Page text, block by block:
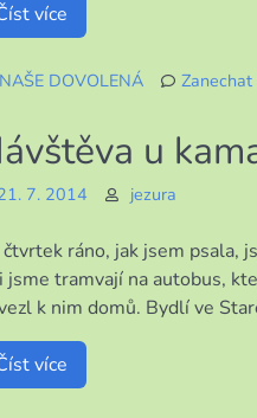
více
NAŠE DOVOLENÁ
u
7. 2014 jezura
ráno, jak jsem psala,
jsme tramvají na autobus,
k nim domů. Bydlí ve
více